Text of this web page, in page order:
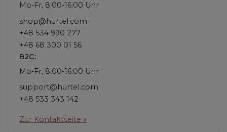
Mo-Fr, 8:00-16:00 Uhr
shop@hurtel.com
+48 534 990 277
+48 68 300 01 56
B2C:
Mo-Fr, 8:00-16:00 Uhr
support@hurtel.com
+48 533 343 142
Zur Kontaktseite »